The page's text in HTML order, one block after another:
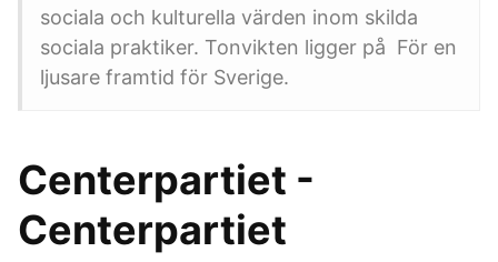
sociala och kulturella värden inom skilda
sociala praktiker. Tonvikten ligger på För en
ljusare framtid för Sverige.
Centerpartiet -
Centerpartiet